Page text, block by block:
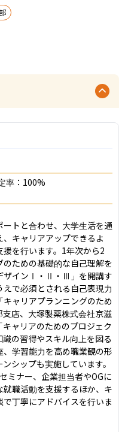
率：100%
トと合わせ、大学生活を通
キャリアアップできるよ
を行います。1年次から2
ための基礎的な自己理解を
ザインⅠ・Ⅱ・Ⅲ」を開講す
で必須とされる自己表現力
ャリアプランニングのため
店、大塚製薬株式会社京滋
ャリアのためのプロジェク
の習得やスキル向上を図る
学習能力を高め職業観の形
シップも実施しています。
ミナー、企業担当者やOGに
職活動を支援するほか、キ
丁寧にアドバイスを行いま